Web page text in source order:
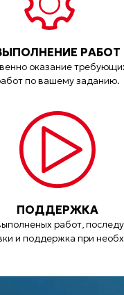
РАБОТ
оказание
по вашему заданию.
ПОДДЕРЖКА
работ,
и поддержка при